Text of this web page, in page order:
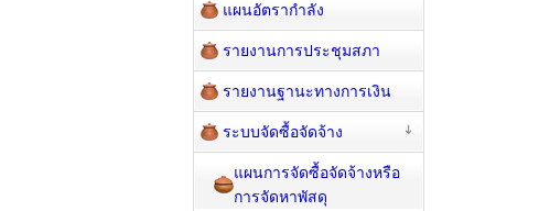
แผนอัตรากำลัง
รายงานการประชุมสภา
รายงานฐานะทางการเงิน
ระบบจัดซื้อจัดจ้าง
แผนการจัดซื้อจัดจ้างหรือ
การจัดหาพัสดุ